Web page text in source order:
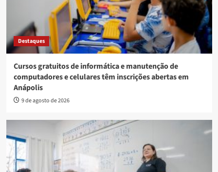
Destaques
Cursos gratuitos de informática e manutenção de
computadores e celulares têm inscrições abertas em
Anápolis
9 de agosto de 2026